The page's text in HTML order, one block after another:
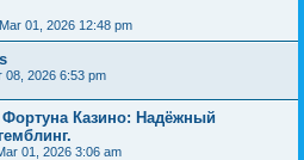
01, 2026 12:48 pm
08, 2026 6:53 pm
Фортуна Казино: Надёжный
01, 2026 3:06 am